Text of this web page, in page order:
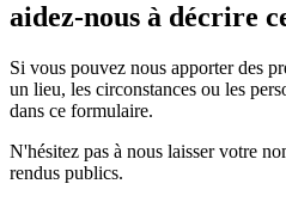
aidez-nous à décrire
Si vous pouvez nous apporter des
un lieu, les circonstances ou les
dans ce formulaire.
N'hésitez pas à nous laisser votre
rendus publics.